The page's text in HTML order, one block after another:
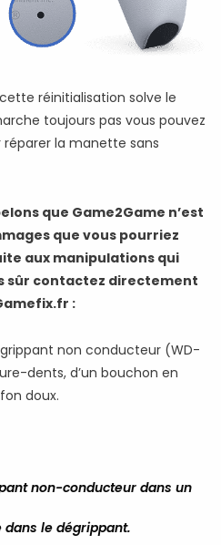
réinitialisation solve le
toujours pas vous pouvez
la manette sans
que Game2Game n’est
que vous pourriez
aux manipulations qui
sûr contactez directement
:
non conducteur (WD-
dents, d’un bouchon en
doux.
non-conducteur dans un
le dégrippant.